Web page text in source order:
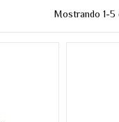
Mostrando 1-